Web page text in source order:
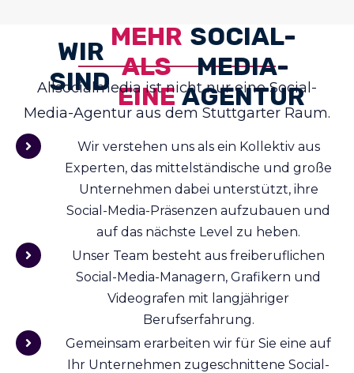
WIR
SIND
MEHR
ALS
EINE
SOCIAL-
MEDIA-
AGENTUR
Allsocialmedia ist nicht nur eine Social-
Media-Agentur aus dem Stuttgarter Raum.
Wir verstehen uns als ein Kollektiv aus
Experten, das mittelständische und große
Unternehmen dabei unterstützt, ihre
Social-Media-Präsenzen aufzubauen und
auf das nächste Level zu heben.
Unser Team besteht aus freiberuflichen
Social-Media-Managern, Grafikern und
Videografen mit langjähriger
Berufserfahrung.
Gemeinsam erarbeiten wir für Sie eine auf
Ihr Unternehmen zugeschnittene Social-